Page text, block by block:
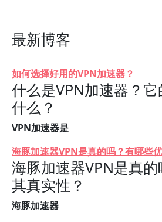
最新博客
如何选择好用的VPN加速器？
什么是VPN加速器？
什么？
VPN加速器是
海豚加速器VPN是真的吗？有哪些
海豚加速器VPN是真
其真实性？
海豚加速器